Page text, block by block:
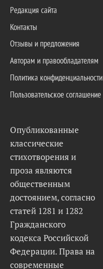
Редакция сайта
Контакты
Отзывы и предложения
Авторам и правообладателям
Политика конфиденциальности
Пользовательское соглашение
Опубликованные
классические
стихотворения и
проза являются
общественным
достоянием, согласно
статей 1281 и 1282
Гражданского
кодекса Российской
Федерации. Права на
современные